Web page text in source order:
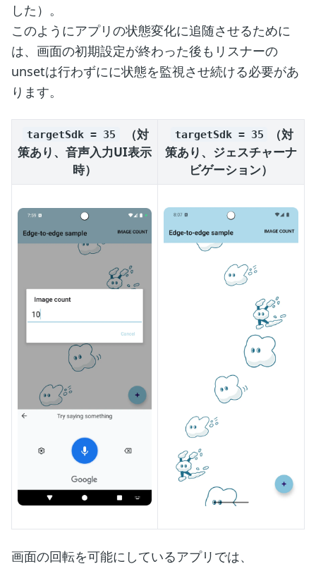
した）。
このようにアプリの状態変化に追随させるために
は、画面の初期設定が終わった後もリスナーの
unsetは行わずにに状態を監視させ続ける必要があ
ります。
targetSdk = 35
（対
策あり、音声入力UI表示
時）
targetSdk = 35
（対
策あり、ジェスチャーナ
ビゲーション）
画面の回転を可能にしているアプリでは、